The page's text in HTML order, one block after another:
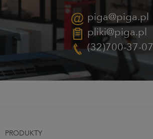
piga@piga.pl
pliki@piga.pl
(32)700-37-07
PRODUKTY